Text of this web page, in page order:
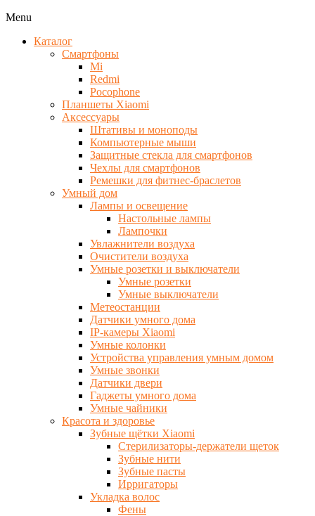
Menu
Каталог
Смартфоны
Mi
Redmi
Pocophone
Планшеты Xiaomi
Аксессуары
Штативы и моноподы
Компьютерные мыши
Защитные стекла для смартфонов
Чехлы для смартфонов
Ремешки для фитнес-браслетов
Умный дом
Лампы и освещение
Настольные лампы
Лампочки
Увлажнители воздуха
Очистители воздуха
Умные розетки и выключатели
Умные розетки
Умные выключатели
Метеостанции
Датчики умного дома
IP-камеры Xiaomi
Умные колонки
Устройства управления умным домом
Умные звонки
Датчики двери
Гаджеты умного дома
Умные чайники
Красота и здоровье
Зубные щётки Xiaomi
Стерилизаторы-держатели щеток
Зубные нити
Зубные пасты
Ирригаторы
Укладка волос
Фены